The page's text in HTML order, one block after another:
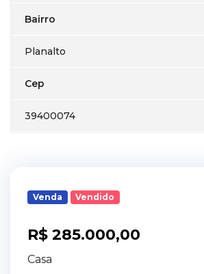
Bairro
Planalto
Cep
39400074
Venda Vendido
R$ 285.000,00
Casa